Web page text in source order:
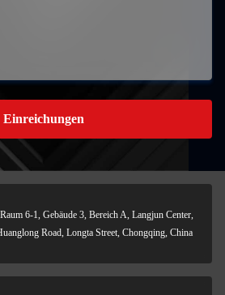
Einreichungen
6-1, Gebäude 3, Bereich A, Langjun Center,
Road, Longta Street, Chongqing, China